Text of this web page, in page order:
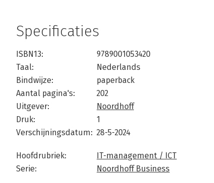
Specificaties
ISBN13:
9789001053420
Taal:
Nederlands
Bindwijze:
paperback
Aantal pagina's:
202
Uitgever:
Noordhoff
Druk:
1
Verschijningsdatum: 28-5-2024
Hoofdrubriek:
IT-management / ICT
Serie:
Noordhoff Business